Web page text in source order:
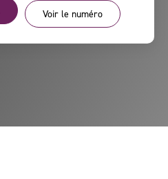
Voir le numéro